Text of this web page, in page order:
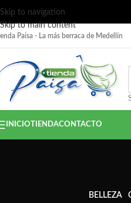
Skip to navigation
Skip to main content
Paisa - La más berraca de Medellín
INICIOTIENDACONTACTO
BELLEZA